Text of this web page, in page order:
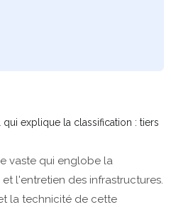
explique la classification : tiers
vaste qui englobe la
l'entretien des infrastructures.
la technicité de cette